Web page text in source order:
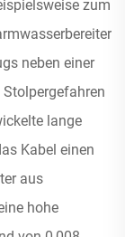
zum
neben einer
lange
Kabel einen
aus
hohe